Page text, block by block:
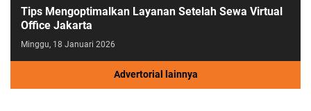
Tips Mengoptimalkan Layanan Setelah Sewa Virtual
Office Jakarta
Minggu, 18 Januari 2026
Advertorial lainnya